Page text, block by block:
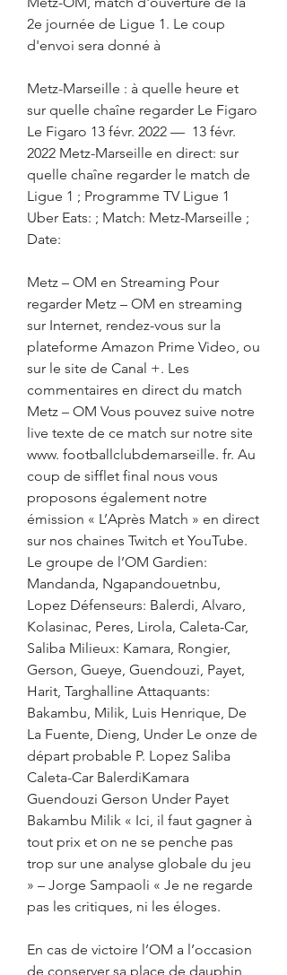
2e journée de Ligue 1. Le coup
d'envoi sera donné à
Metz-Marseille : à quelle heure et
sur quelle chaîne regarder Le Figaro
Le Figaro 13 févr. 2022 —  13 févr.
2022 Metz-Marseille en direct: sur
quelle chaîne regarder le match de
Ligue 1 ; Programme TV Ligue 1
Uber Eats: ; Match: Metz-Marseille ;
Date:
Metz – OM en Streaming Pour
regarder Metz – OM en streaming
sur Internet, rendez-vous sur la
plateforme Amazon Prime Video, ou
sur le site de Canal +. Les
commentaires en direct du match
Metz – OM Vous pouvez suive notre
live texte de ce match sur notre site
www. footballclubdemarseille. fr. Au
coup de sifflet final nous vous
proposons également notre
émission « L’Après Match » en direct
sur nos chaines Twitch et YouTube.
Le groupe de l’OM Gardien:
Mandanda, Ngapandouetnbu,
Lopez Défenseurs: Balerdi, Alvaro,
Kolasinac, Peres, Lirola, Caleta-Car,
Saliba Milieux: Kamara, Rongier,
Gerson, Gueye, Guendouzi, Payet,
Harit, Targhalline Attaquants:
Bakambu, Milik, Luis Henrique, De
La Fuente, Dieng, Under Le onze de
départ probable P. Lopez Saliba
Caleta-Car BalerdiKamara
Guendouzi Gerson Under Payet
Bakambu Milik « Ici, il faut gagner à
tout prix et on ne se penche pas
trop sur une analyse globale du jeu
» – Jorge Sampaoli « Je ne regarde
pas les critiques, ni les éloges.
En cas de victoire l’OM a l’occasion
de conserver sa place de dauphin